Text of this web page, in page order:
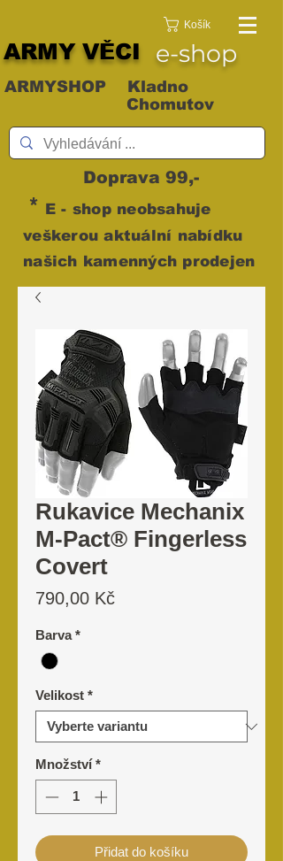
Košík
e-shop
ARMY VĚCI
ARMYSHOP Kladno
Chomutov
Doprava 99,-
* E - shop neobsahuje
veškerou aktuální nabídku
našich kamenných prodejen
Rukavice Mechanix
M-Pact® Fingerless
Covert
790,00 KčCena
Barva *
Velikost *
Množství *
Přidat do košíku